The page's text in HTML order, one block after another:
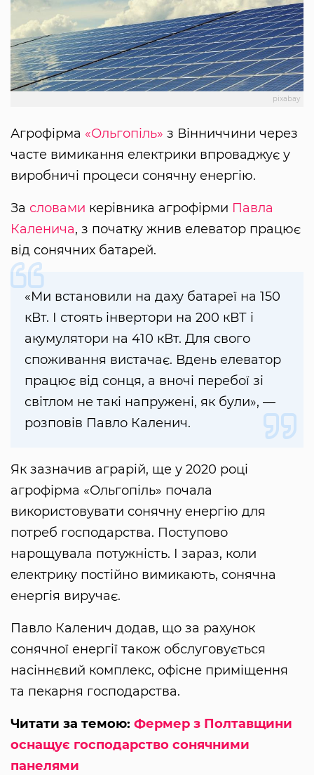
pixabay
Агрофірма «Ольгопіль» з Вінниччини через
часте вимикання електрики впроваджує у
виробничі процеси сонячну енергію.
За словами керівника агрофірми Павла
Каленича, з початку жнив елеватор працює
від сонячних батарей.
«Ми встановили на даху батареї на 150
кВт. І стоять інвертори на 200 кВТ і
акумулятори на 410 кВт. Для свого
споживання вистачає. Вдень елеватор
працює від сонця, а вночі перебої зі
світлом не такі напружені, як були», —
розповів Павло Каленич.
Як зазначив аграрій, ще у 2020 році
агрофірма «Ольгопіль» почала
використовувати сонячну енергію для
потреб господарства. Поступово
нарощувала потужність. І зараз, коли
електрику постійно вимикають, сонячна
енергія виручає.
Павло Каленич додав, що за рахунок
сонячної енергії також обслуговується
насіннєвий комплекс, офісне приміщення
та пекарня господарства.
Читати за темою: Фермер з Полтавщини
оснащує господарство сонячними
панелями